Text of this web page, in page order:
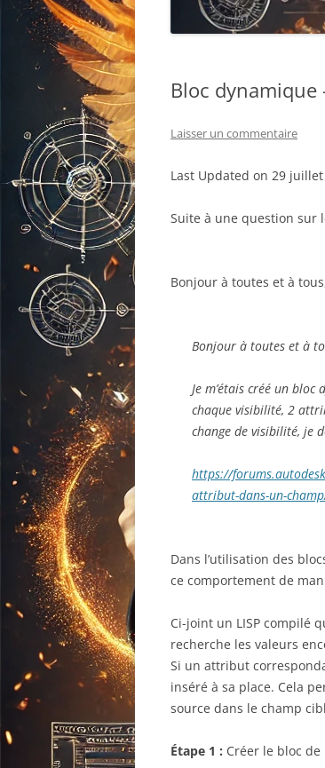
Bloc
Laisser un commentaire
Last Updated on 29
Suite à une question sur
Bonjour à toutes et à
Bonjour à toutes et à
Je m’étais créé un
chaque visibilité, 2
change de visibilité, je
https://
attribut-dans-un-
Dans l’utilisation des
ce comportement de
Ci-joint un LISP compilé
recherche les valeurs
Si un attribut
inséré à sa place. Cela
source dans le champ
Étape 1 : Créer le bloc